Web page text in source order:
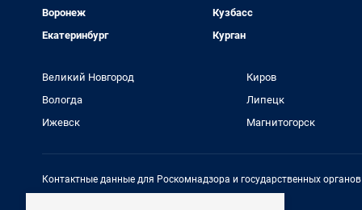
Воронеж
Екатеринбург
Кузбасс
Курган
Великий Новгород
Вологда
Ижевск
Киров
Липецк
Магнитогорск
Контактные данные для Роскомнадзора и государственных органов